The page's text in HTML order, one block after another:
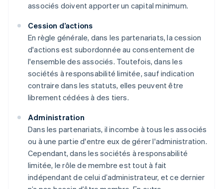
associés doivent apporter un capital minimum.
Cession d’actions
En règle générale, dans les partenariats, la cession
d'actions est subordonnée au consentement de
l'ensemble des associés. Toutefois, dans les
sociétés à responsabilité limitée, sauf indication
contraire dans les statuts, elles peuvent être
librement cédées à des tiers.
Administration
Dans les partenariats, il incombe à tous les associés
ou à une partie d'entre eux de gérer l'administration.
Cependant, dans les sociétés à responsabilité
limitée, le rôle de membre est tout à fait
indépendant de celui d’administrateur, et ce dernier